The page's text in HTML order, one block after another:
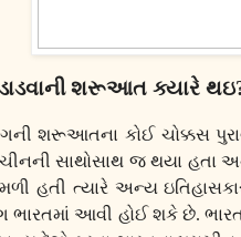
શરૂઆત ક્યારે થઇ
શરૂઆતના કોઈ ચોક્કસ
સાથોસાથ જ થયા હતા
હતી ત્યારે અન્ય
આવી હોઈ શકે છે.